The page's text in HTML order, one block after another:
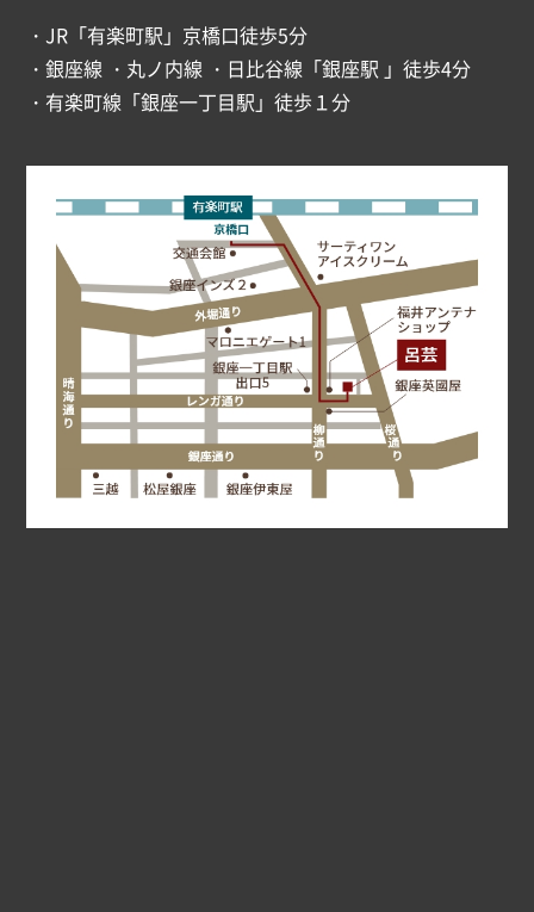
・JR「有楽町駅」京橋口徒歩5分
・銀座線 ・丸ノ内線 ・日比谷線「銀座駅 」徒歩4分
・有楽町線「銀座一丁目駅」徒歩１分